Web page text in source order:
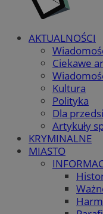
AKTUALNOŚCI
Ciekawe
Kultura
Polityka
Dla
Artykuły
KRYMINALNE
MIASTO